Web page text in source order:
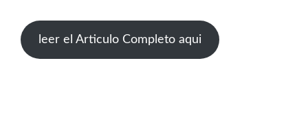
leer el Articulo Completo aqui